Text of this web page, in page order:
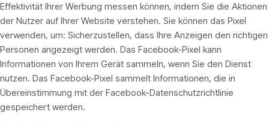
Effektivität Ihrer Werbung messen können, indem Sie die Aktionen
der Nutzer auf Ihrer Website verstehen. Sie können das Pixel
verwenden, um: Sicherzustellen, dass Ihre Anzeigen den richtigen
Personen angezeigt werden. Das Facebook-Pixel kann
Informationen von Ihrem Gerät sammeln, wenn Sie den Dienst
nutzen. Das Facebook-Pixel sammelt Informationen, die in
Übereinstimmung mit der Facebook-Datenschutzrichtlinie
gespeichert werden.